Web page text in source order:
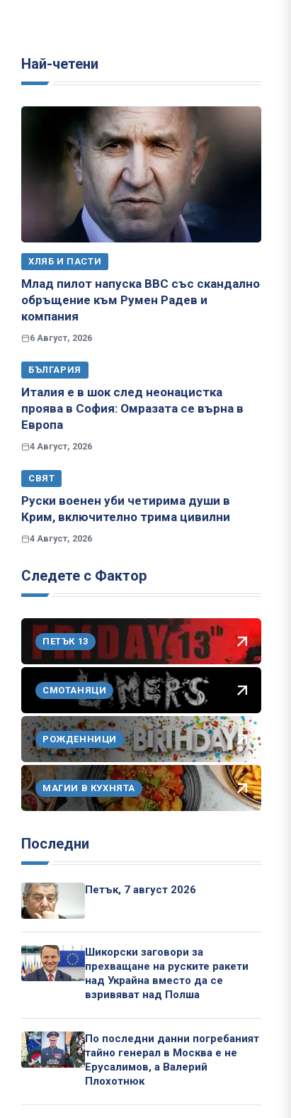
Най-четени
ХЛЯБ И ПАСТИ
Млад пилот напуска ВВС със скандално
обръщение към Румен Радев и
компания
6 Август, 2026
БЪЛГАРИЯ
Италия е в шок след неонацистка
проява в София: Омразата се върна в
Европа
4 Август, 2026
СВЯТ
Руски военен уби четирима души в
Крим, включително трима цивилни
4 Август, 2026
Следете с Фактор
ПЕТЪК 13
СМОТАНЯЦИ
РОЖДЕННИЦИ
МАГИИ В КУХНЯТА
Последни
Петък, 7 август 2026
Шикорски заговори за
прехващане на руските ракети
над Украйна вместо да се
взривяват над Полша
По последни данни погребаният
тайно генерал в Москва е не
Ерусалимов, а Валерий
Плохотнюк